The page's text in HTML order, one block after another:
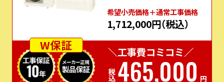
希望⼩売価格＋通常⼯事価格
1,712,000円（税込）
W保証
＼工事費コミコミ／
税込465,000 円